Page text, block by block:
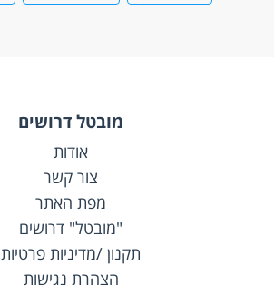
מובטל דרושים
אודות
צור קשר
מפת האתר
"מובטל" דרושים
תקנון /מדיניות פרטיות
הצהרת נגישות